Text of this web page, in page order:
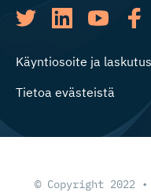
Käyntiosoite ja
Tietoa evästeistä
© Copyright 2022